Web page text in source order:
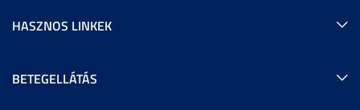
HASZNOS LINKEK
BETEGELLÁTÁS